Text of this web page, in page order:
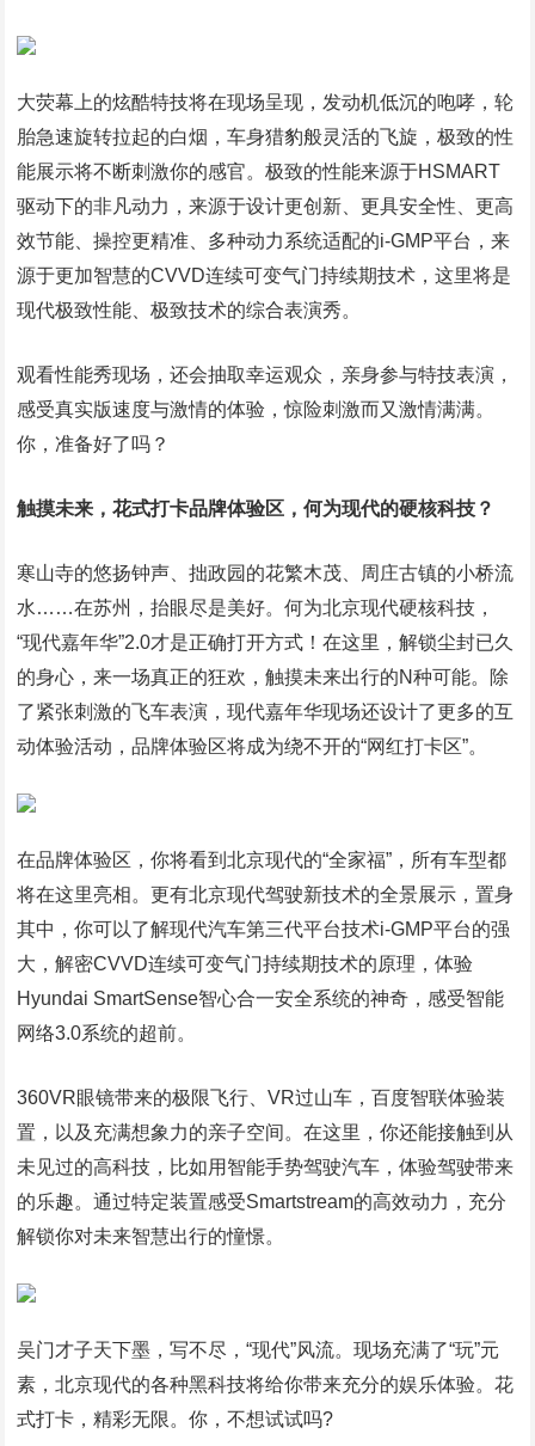
大荧幕上的炫酷特技将在现场呈现，发动机低沉的咆哮，轮
胎急速旋转拉起的白烟，车身猎豹般灵活的飞旋，极致的性
能展示将不断刺激你的感官。极致的性能来源于HSMART
驱动下的非凡动力，来源于设计更创新、更具安全性、更高
效节能、操控更精准、多种动力系统适配的i-GMP平台，来
源于更加智慧的CVVD连续可变气门持续期技术，这里将是
现代极致性能、极致技术的综合表演秀。
观看性能秀现场，还会抽取幸运观众，亲身参与特技表演，
感受真实版速度与激情的体验，惊险刺激而又激情满满。
你，准备好了吗？
触摸未来，花式打卡品牌体验区，何为现代的硬核科技？
寒山寺的悠扬钟声、拙政园的花繁木茂、周庄古镇的小桥流
水……在苏州，抬眼尽是美好。何为北京现代硬核科技，
“现代嘉年华”2.0才是正确打开方式！在这里，解锁尘封已久
的身心，来一场真正的狂欢，触摸未来出行的N种可能。除
了紧张刺激的飞车表演，现代嘉年华现场还设计了更多的互
动体验活动，品牌体验区将成为绕不开的“网红打卡区”。
在品牌体验区，你将看到北京现代的“全家福”，所有车型都
将在这里亮相。更有北京现代驾驶新技术的全景展示，置身
其中，你可以了解现代汽车第三代平台技术i-GMP平台的强
大，解密CVVD连续可变气门持续期技术的原理，体验
Hyundai SmartSense智心合一安全系统的神奇，感受智能
网络3.0系统的超前。
360VR眼镜带来的极限飞行、VR过山车，百度智联体验装
置，以及充满想象力的亲子空间。在这里，你还能接触到从
未见过的高科技，比如用智能手势驾驶汽车，体验驾驶带来
的乐趣。通过特定装置感受Smartstream的高效动力，充分
解锁你对未来智慧出行的憧憬。
吴门才子天下墨，写不尽，“现代”风流。现场充满了“玩”元
素，北京现代的各种黑科技将给你带来充分的娱乐体验。花
式打卡，精彩无限。你，不想试试吗?